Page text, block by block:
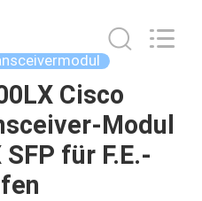
Cisco
Modul
für F.E.-